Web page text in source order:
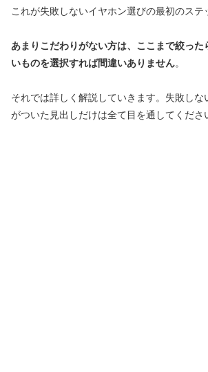
これが失敗しないイヤホン選びの最初のステ
あまりこだわりがない方は、ここまで絞った
いものを選択すれば間違いありません。
それでは詳しく解説していきます。失敗しな
がついた見出しだけは全て目を通してくださ